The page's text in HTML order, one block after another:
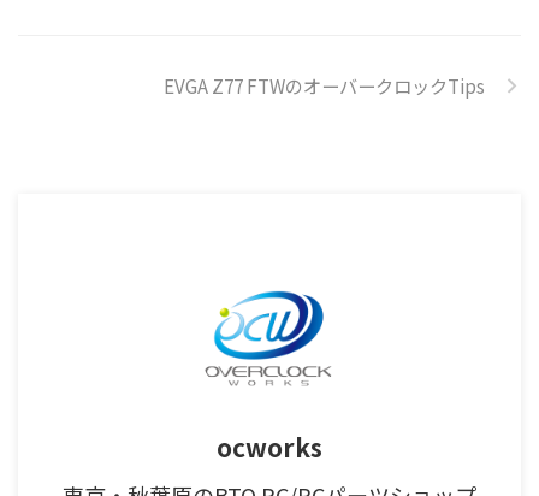
EVGA Z77 FTWのオーバークロックTips
ocworks